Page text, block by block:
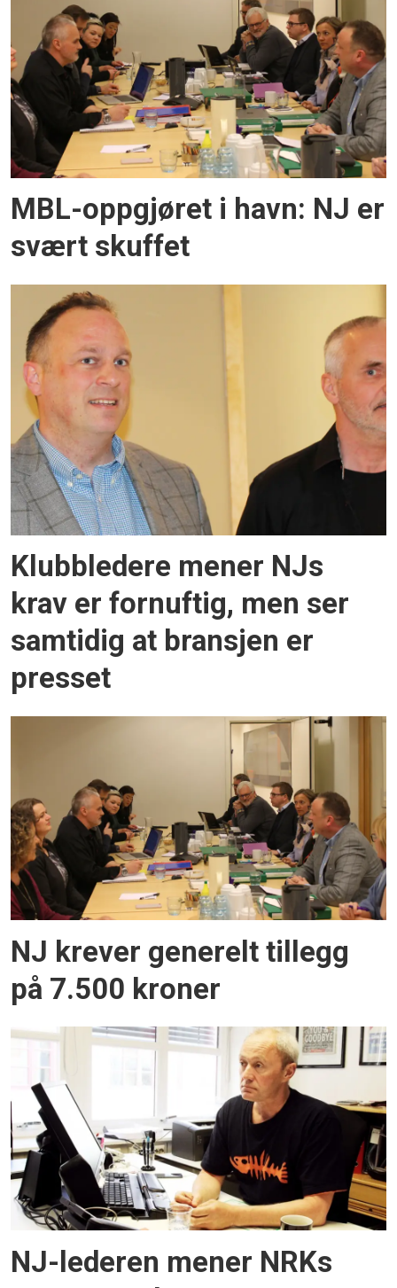
MBL-oppgjøret i havn: NJ er
svært skuffet
Klubbledere mener NJs
krav er fornuftig, men ser
samtidig at bransjen er
presset
NJ krever generelt tillegg
på 7.500 kroner
NJ-lederen mener NRKs